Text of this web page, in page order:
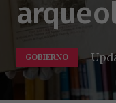
GOBIERNO